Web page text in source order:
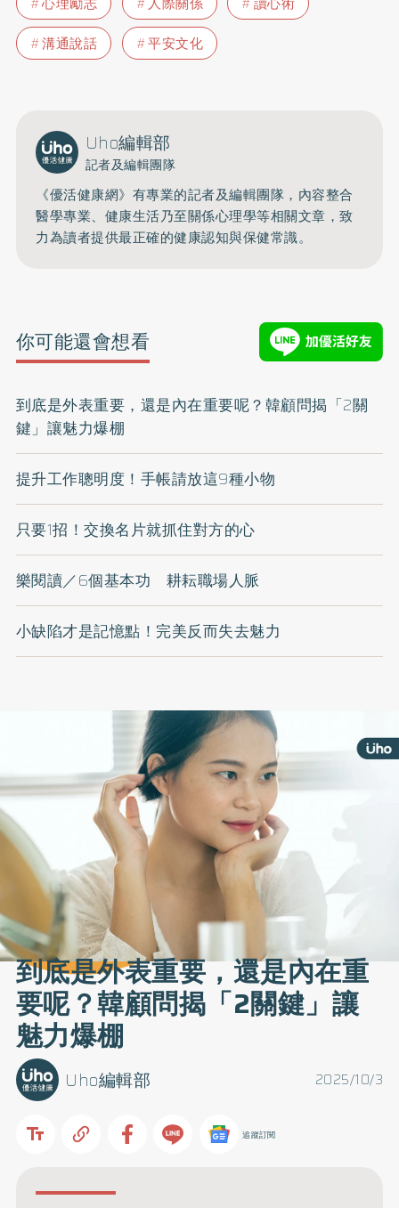
溝通說話
平安文化
Uho編輯部
記者及編輯團隊
《優活健康網》有專業的記者及編輯團隊，內容整合
醫學專業、健康生活乃至關係心理學等相關文章，致
力為讀者提供最正確的健康認知與保健常識。
你可能還會想看
到底是外表重要，還是內在重要呢？韓顧問揭「2關
鍵」讓魅力爆棚
提升工作聰明度！手帳請放這9種小物
只要1招！交換名片就抓住對方的心
樂閱讀／6個基本功 耕耘職場人脈
小缺陷才是記憶點！完美反而失去魅力
到底是外表重要，還是內在重
要呢？韓顧問揭「2關鍵」讓
魅力爆棚
2025/10/3
Uho編輯部
追蹤訂閱